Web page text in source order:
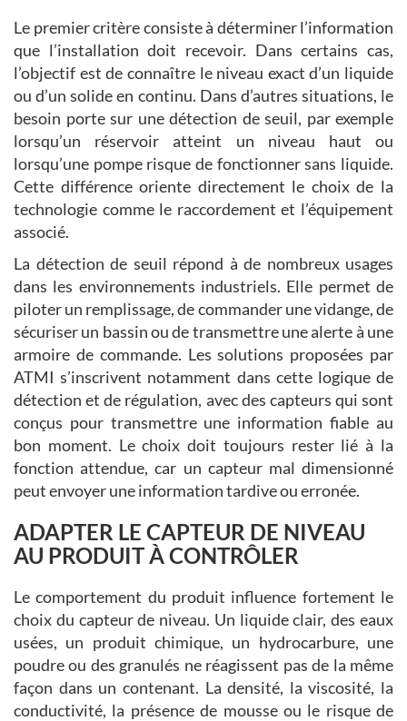
Le premier critère consiste à déterminer l’information
que l’installation doit recevoir. Dans certains cas,
l’objectif est de connaître le niveau exact d’un liquide
ou d’un solide en continu. Dans d’autres situations, le
besoin porte sur une détection de seuil, par exemple
lorsqu’un réservoir atteint un niveau haut ou
lorsqu’une pompe risque de fonctionner sans liquide.
Cette différence oriente directement le choix de la
technologie comme le raccordement et l’équipement
associé.
La détection de seuil répond à de nombreux usages
dans les environnements industriels. Elle permet de
piloter un remplissage, de commander une vidange, de
sécuriser un bassin ou de transmettre une alerte à une
armoire de commande. Les solutions proposées par
ATMI s’inscrivent notamment dans cette logique de
détection et de régulation, avec des capteurs qui sont
conçus pour transmettre une information fiable au
bon moment. Le choix doit toujours rester lié à la
fonction attendue, car un capteur mal dimensionné
peut envoyer une information tardive ou erronée.
ADAPTER LE CAPTEUR DE NIVEAU
AU PRODUIT À CONTRÔLER
Le comportement du produit influence fortement le
choix du capteur de niveau. Un liquide clair, des eaux
usées, un produit chimique, un hydrocarbure, une
poudre ou des granulés ne réagissent pas de la même
façon dans un contenant. La densité, la viscosité, la
conductivité, la présence de mousse ou le risque de